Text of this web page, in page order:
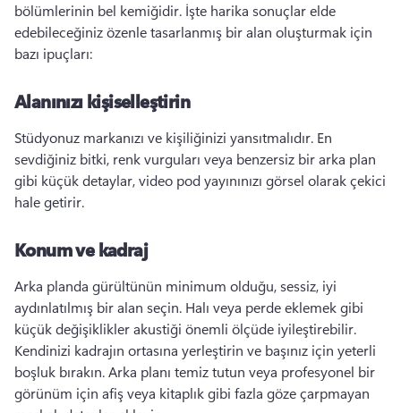
bölümlerinin bel kemiğidir. İşte harika sonuçlar elde
edebileceğiniz özenle tasarlanmış bir alan oluşturmak için
bazı ipuçları:
Alanınızı kişiselleştirin
Stüdyonuz markanızı ve kişiliğinizi yansıtmalıdır. En
sevdiğiniz bitki, renk vurguları veya benzersiz bir arka plan
gibi küçük detaylar, video pod yayınınızı görsel olarak çekici
hale getirir.
Konum ve kadraj
Arka planda gürültünün minimum olduğu, sessiz, iyi
aydınlatılmış bir alan seçin. Halı veya perde eklemek gibi
Kendinizi kadrajın ortasına yerleştirin ve başınız için yeterli
boşluk bırakın. Arka planı temiz tutun veya profesyonel bir
görünüm için afiş veya kitaplık gibi fazla göze çarpmayan